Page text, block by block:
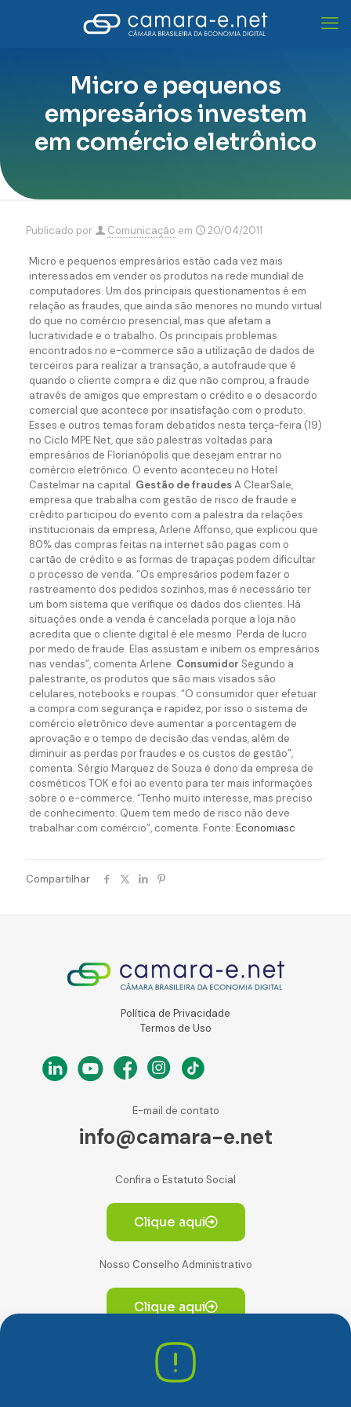
Micro e pequenos
empresários investem
em comércio eletrônico
Publicado por Comunicação em 20/04/2011
Micro e pequenos empresários estão cada vez mais
interessados em vender os produtos na rede mundial de
computadores. Um dos principais questionamentos é em
relação as fraudes, que ainda são menores no mundo virtual
do que no comércio presencial, mas que afetam a
lucratividade e o trabalho. Os principais problemas
encontrados no e-commerce são a utilização de dados de
terceiros para realizar a transação, a autofraude que é
quando o cliente compra e diz que não comprou, a fraude
através de amigos que emprestam o crédito e o desacordo
comercial que acontece por insatisfação com o produto.
Esses e outros temas foram debatidos nesta terça-feira (19)
no Ciclo MPE.Net, que são palestras voltadas para
empresários de Florianópolis que desejam entrar no
comércio eletrônico. O evento aconteceu no Hotel
Castelmar na capital. Gestão de fraudesA ClearSale,
empresa que trabalha com gestão de risco de fraude e
crédito participou do evento com a palestra da relações
institucionais da empresa, Arlene Affonso, que explicou que
80% das compras feitas na internet são pagas com o
cartão de crédito e as formas de trapaças podem dificultar
o processo de venda. “Os empresários podem fazer o
rastreamento dos pedidos sozinhos, mas é necessário ter
um bom sistema que verifique os dados dos clientes. Há
situações onde a venda é cancelada porque a loja não
acredita que o cliente digital é ele mesmo. Perda de lucro
por medo de fraude. Elas assustam e inibem os empresários
nas vendas”, comenta Arlene. Consumidor Segundo a
palestrante, os produtos que são mais visados são
celulares, notebooks e roupas. “O consumidor quer efetuar
a compra com segurança e rapidez, por isso o sistema de
comércio eletrônico deve aumentar a porcentagem de
aprovação e o tempo de decisão das vendas, além de
diminuir as perdas por fraudes e os custos de gestão”,
comenta. Sérgio Marquez de Souza é dono da empresa de
cosméticos TOK e foi ao evento para ter mais informações
sobre o e-commerce. “Tenho muito interesse, mas preciso
de conhecimento. Quem tem medo de risco não deve
trabalhar com comércio”, comenta. Fonte: Economiasc
Compartilhar
Política de Privacidade
Termos de Uso
E-mail de contato
info@camara-e.net
Confira o Estatuto Social
Clique aqui
Nosso Conselho Administrativo
Clique aqui
Av. Paulista, 2064. Conjunto 14, (Edifício Paulista) -
CEP 01310-928 Consolação – São Paulo/SP